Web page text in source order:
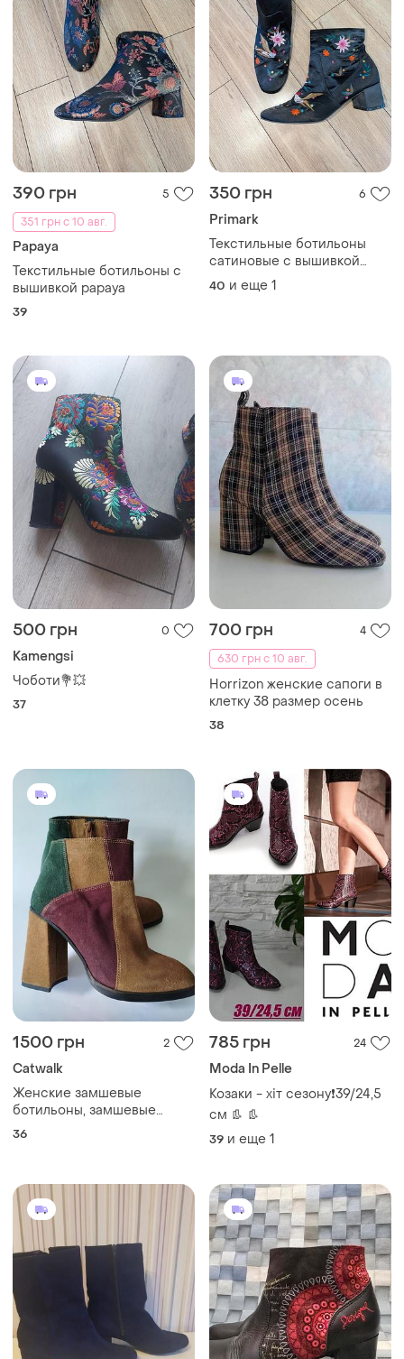
390 грн
5
351 грн с 10 авг.
Papaya
Текстильные ботильоны с
вышивкой papaya
39
350 грн 6
Primark
Текстильные ботильоны
сатиновые с вышивкой
primark
40 и еще 1
500 грн 0
Kamengsi
Чоботи💐💥
37
700 грн
4
630 грн с 10 авг.
Horrizon женские сапоги в
клетку 38 размер осень
38
1500 грн 2
Catwalk
Женские замшевые
ботильоны, замшевые
ботинки сапоги, ботильоны
36
785 грн 24
Moda In Pelle
Козаки - хіт сезону❗39/24,5
см 👢 👢
39 и еще 1